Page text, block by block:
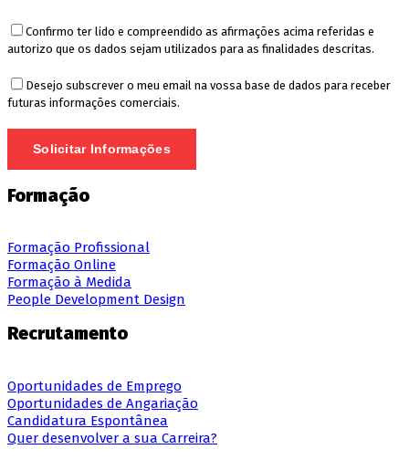
Confirmo ter lido e compreendido as afirmações acima referidas e
autorizo que os dados sejam utilizados para as finalidades descritas.
Desejo subscrever o meu email na vossa base de dados para receber
futuras informações comerciais.
Formação
Formação Profissional
Formação Online
Formação à Medida
People Development Design
Recrutamento
Oportunidades de Emprego
Oportunidades de Angariação
Candidatura Espontânea
Quer desenvolver a sua Carreira?